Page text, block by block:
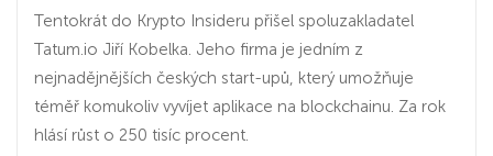
Tentokrát do Krypto Insideru přišel spoluzakladatel
Tatum.io Jiří Kobelka. Jeho firma je jedním z
nejnadějnějších českých start-upů, který umožňuje
téměř komukoliv vyvíjet aplikace na blockchainu. Za rok
hlásí růst o 250 tisíc procent.